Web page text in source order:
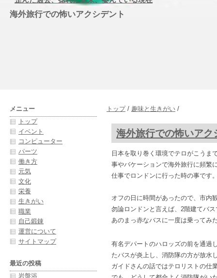
海外旅行での怖いアクシデント
トップ/ 趣味と生きがい /
海外旅行での怖いアク
日本を取り巻く環境でテロがこうま
事やバケーションで海外旅行に頻繁
仕事でロンドンに行った時の事です
オフの日に時間があったので、市内
勿論ロンドンと言えば、2階建てバ
あのまっ赤なバスに一度は乗ってみ
有名デパートのハロッズの前を通過
たバスが炎上し、消防隊の方が放水
ガイドさんの話ではテロリストの仕
メニュー
トップ
イベント
コンピューター
パーツ
働き方
元気
文化
栄養
生きがい
職業
自己鍛錬
運営について
サイトマップ
最近の投稿
岩盤浴